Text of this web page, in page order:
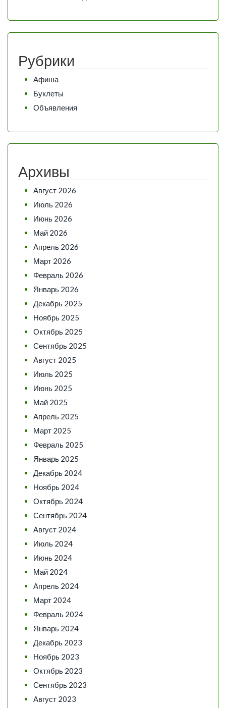
Рубрики
Афиша
Буклеты
Объявления
Архивы
Август 2026
Июль 2026
Июнь 2026
Май 2026
Апрель 2026
Март 2026
Февраль 2026
Январь 2026
Декабрь 2025
Ноябрь 2025
Октябрь 2025
Сентябрь 2025
Август 2025
Июль 2025
Июнь 2025
Май 2025
Апрель 2025
Март 2025
Февраль 2025
Январь 2025
Декабрь 2024
Ноябрь 2024
Октябрь 2024
Сентябрь 2024
Август 2024
Июль 2024
Июнь 2024
Май 2024
Апрель 2024
Март 2024
Февраль 2024
Январь 2024
Декабрь 2023
Ноябрь 2023
Октябрь 2023
Сентябрь 2023
Август 2023